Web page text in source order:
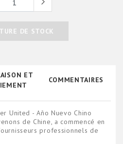
DE STOCK
ET
COMMENTAIRES
United - Año Nuevo Chino
de Chine, a commencé en
professionnels de